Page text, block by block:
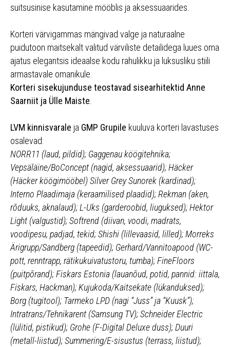
suitsusinise kasutamine mööblis ja aksessuaarides.
Korteri värvigammas mängivad valge ja naturaalne
puidutoon maitsekalt valitud värviliste detailidega luues oma
ajatus elegantsis ideaalse kodu rahulikku ja luksusliku stiili
armastavale omanikule.
Korteri sisekujunduse teostavad sisearhitektid Anne
Saarniit ja Ülle Maiste
LVM kinnisvarale ja GMP Grupile kuuluva korteri lavastuses
osalevad:
NORR11 (laud, pildid); Gaggenau köögitehnika;
Vepsäläine/BoConcept (nagid, aksessuaarid); Häcker
(Häcker köögimööbel) Silver Grey Sunorek (kardinad);
Interno Plaadimaja (keraamilised plaadid); Rekman (aken,
rõduuks, aknalaud); L-Uks (garderoobid, liuguksed); Hektor
Light (valgustid); Softrend (diivan, voodi, madrats,
voodipesu, padjad, tekid; Shishi (lillevaasid, lilled); Morreks
Ärigrupp/Sandberg (tapeedid); Gerhard/Vannitoapood (WC-
pott, renntrapp, rätikukuivatustoru, tumba); FineFloors
(puitpõrand); Fiskars Estonia (lauanõud, potid, pannid: iittala,
Fiskars, Hackman); Kujukoda/Kaitsekate (lükanduksed);
Borg (tugitool); Tarmeko LPD (nagi “Juss” ja “Kuusk”);
Intratrans/Tehnikarent (Samsung TV); Schneider Electric
(lülitid, pistikud); Grohe (F-Digital Deluxe duss); Duuri
(metall-liistud); Summering/E-sisustus (terrass, liistud);